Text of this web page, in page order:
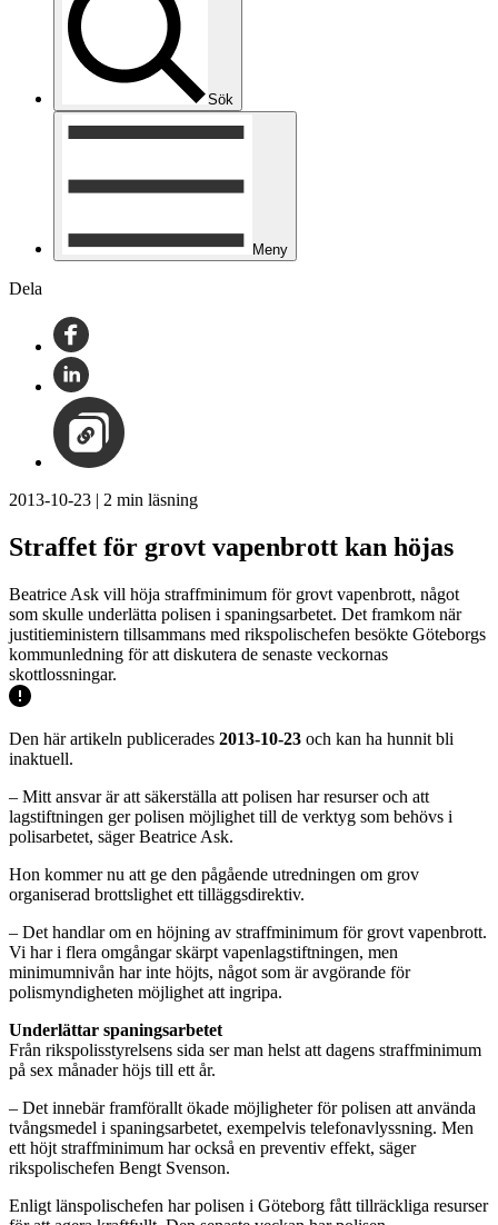
Sök
Meny
Dela
2013-10-23 | 2 min läsning
Straffet för grovt vapenbrott kan höjas
Beatrice Ask vill höja straffminimum för grovt vapenbrott, något
som skulle underlätta polisen i spaningsarbetet. Det framkom när
justitieministern tillsammans med rikspolischefen besökte Göteborgs
kommunledning för att diskutera de senaste veckornas
skottlossningar.
Den här artikeln publicerades 2013-10-23 och kan ha hunnit bli
inaktuell.
– Mitt ansvar är att säkerställa att polisen har resurser och att
lagstiftningen ger polisen möjlighet till de verktyg som behövs i
polisarbetet, säger Beatrice Ask.
Hon kommer nu att ge den pågående utredningen om grov
organiserad brottslighet ett tilläggsdirektiv.
– Det handlar om en höjning av straffminimum för grovt vapenbrott.
Vi har i flera omgångar skärpt vapenlagstiftningen, men
minimumnivån har inte höjts, något som är avgörande för
polismyndigheten möjlighet att ingripa.
Underlättar spaningsarbetet
Från rikspolisstyrelsens sida ser man helst att dagens straffminimum
på sex månader höjs till ett år.
– Det innebär framförallt ökade möjligheter för polisen att använda
tvångsmedel i spaningsarbetet, exempelvis telefonavlyssning. Men
ett höjt straffminimum har också en preventiv effekt, säger
rikspolischefen Bengt Svenson.
Enligt länspolischefen har polisen i Göteborg fått tillräckliga resurser